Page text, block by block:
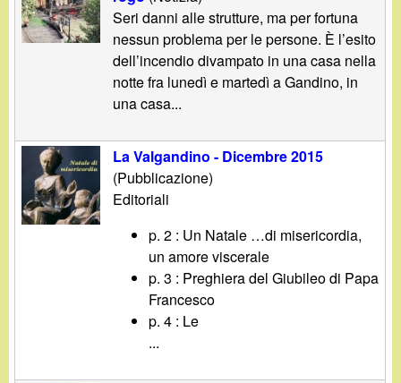
Seri danni alle strutture, ma per fortuna
nessun problema per le persone. È l’esito
dell’incendio divampato in una casa nella
notte fra lunedì e martedì a Gandino, in
una casa...
La Valgandino - Dicembre 2015
(Pubblicazione)
Editoriali
p. 2 : Un Natale …di misericordia,
un amore viscerale
p. 3 : Preghiera del Giubileo di Papa
Francesco
p. 4 : Le
...